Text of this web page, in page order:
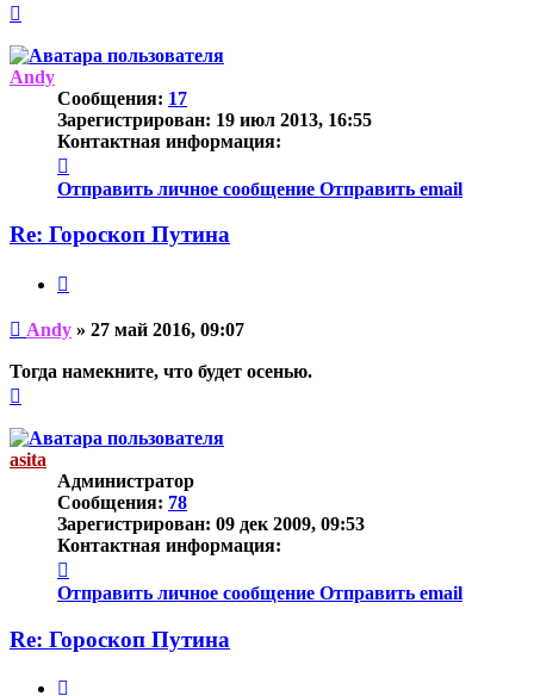
началу
Andy
Сообщения: 17
Зарегистрирован: 19 июл 2013, 16:55
Контактная информация:
информация
пользователя
Отправить личное сообщение Отправить email
Re: Гороскоп Путина
Непрочитанное
сообщение
Andy » 27 май 2016, 09:07
Тогда намекните, что будет осенью.
началу
asita
Администратор
Сообщения: 78
Зарегистрирован: 09 дек 2009, 09:53
Контактная информация:
информация
пользователя
Отправить личное сообщение Отправить email
Re: Гороскоп Путина